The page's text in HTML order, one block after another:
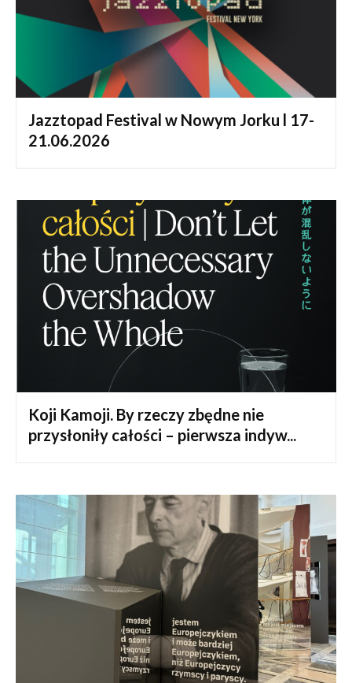
Jazztopad Festival w Nowym Jorku l 17-
21.06.2026
Koji Kamoji. By rzeczy zbędne nie
przysłoniły całości – pierwsza indyw...